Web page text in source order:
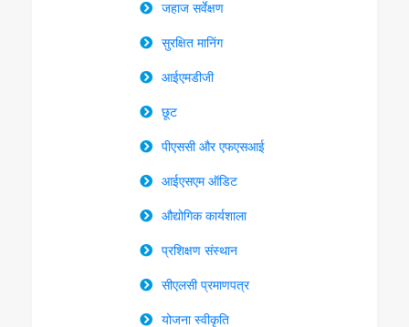
जहाज सर्वेक्षण
सुरक्षित मानिंग
आईएमडीजी
छूट
पीएससी और एफएसआई
आईएसएम ऑडिट
औद्योगिक कार्यशाला
प्रशिक्षण संस्थान
सीएलसी प्रमाणपत्र
योजना स्वीकृति